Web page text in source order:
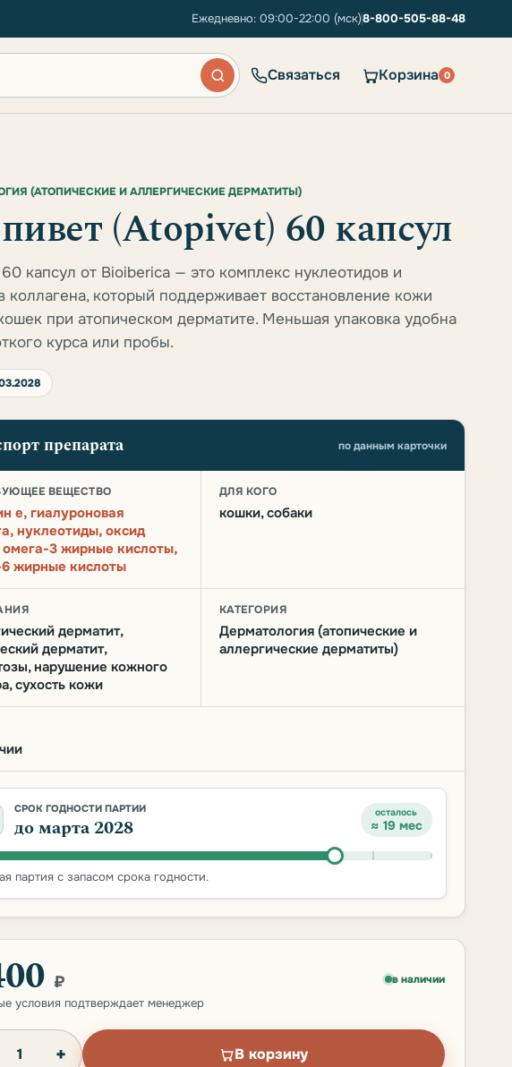
Ежедневно: 09:00-22:00 (мск)8-800-505-88-48
Связаться Корзина 0
(АТОПИЧЕСКИЕ И АЛЛЕРГИЧЕСКИЕ ДЕРМАТИТЫ)
(Atopivet) 60 капсул
капсул от Bioiberica — это комплекс нуклеотидов и
коллагена, который поддерживает восстановление кожи
при атопическом дерматите. Меньшая упаковка удобна
курса или пробы.
препарата по данным карточки
ВЕЩЕСТВО
e, гиалуроновая
нуклеотиды, оксид
омега-3 жирные кислоты,
жирные кислоты
ДЛЯ КОГО
кошки, собаки
дерматит,
дерматит,
нарушение кожного
сухость кожи
КАТЕГОРИЯ
Дерматология (атопические и
аллергические дерматиты)
СРОК ГОДНОСТИ ПАРТИИ
до марта 2028
осталось
≈ 19 мес
партия с запасом срока годности.
₽
условия подтверждает менеджер
в наличии
+ В корзину